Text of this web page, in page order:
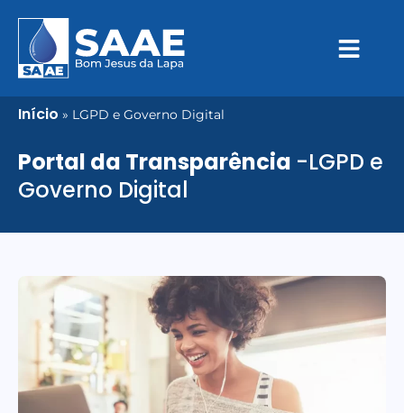
Início » LGPD e Governo Digital
Portal da Transparência -LGPD e
Governo Digital